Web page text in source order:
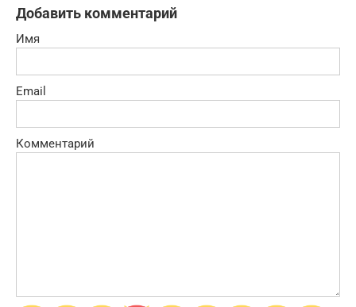
Добавить комментарий
Имя
Email
Комментарий